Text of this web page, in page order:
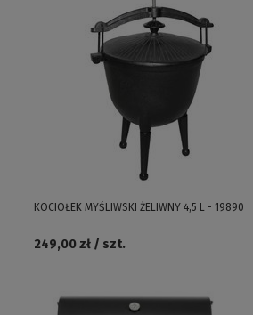
KOCIOŁEK MYŚLIWSKI ŻELIWNY 4,5 L - 19890
249,00 zł / szt.